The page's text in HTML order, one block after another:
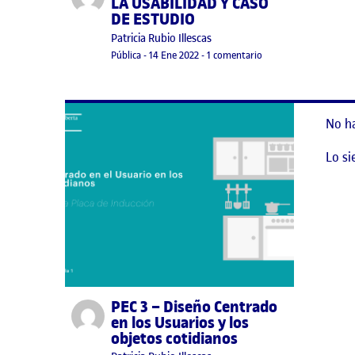
DE ESTUDIO
Publicado por
Patricia Rubio Illescas
Visibilidad:
Pública-Fecha de publicación
14 Ene 202211 agosto, 2022 7:35 am
-1 comentario
Publicado porPEC 3 – Diseño Centrado
en los Usuarios y los
objetos cotidianos
No
Lo